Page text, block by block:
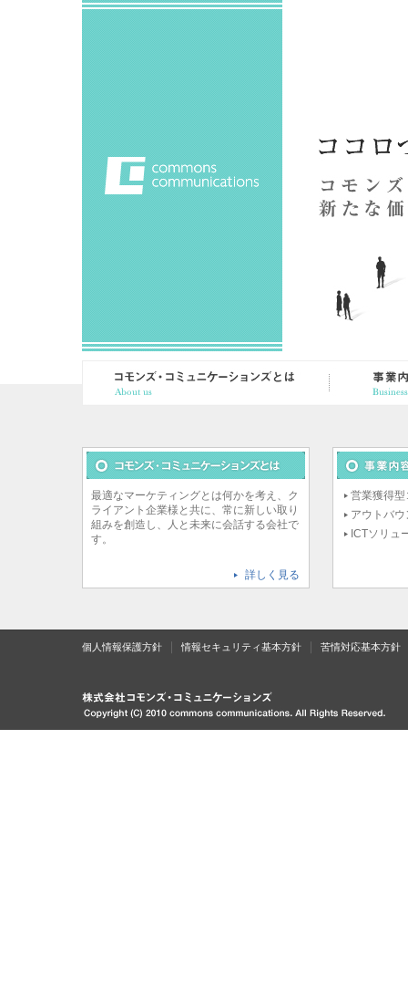
最適なマーケティングとは何かを考え、ク
ライアント企業様と共に、常に新しい取り
組みを創造し、人と未来に会話する会社で
す。
詳しく見る
営業獲得型
アウトバ
ICTソリュ
個人情報保護方針 ｜情報セキュリティ基本方針 苦情対応基本方針